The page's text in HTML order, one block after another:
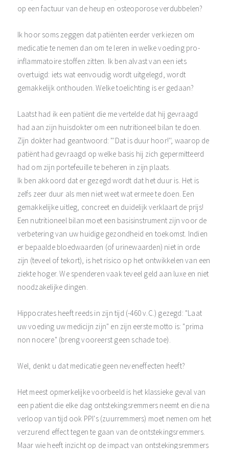
op een factuur van de heup en osteoporose verdubbelen?
Ik hoor soms zeggen dat patiënten eerder verkiezen om
medicatie te nemen dan om te leren in welke voeding pro-
inflammatoire stoffen zitten. Ik ben alvast van een iets
overtuigd: iets wat eenvoudig wordt uitgelegd, wordt
gemakkelijk onthouden. Welke toelichting is er gedaan?
Laatst had ik een patiënt die me vertelde dat hij gevraagd
had aan zijn huisdokter om een nutritioneel bilan te doen.
Zijn dokter had geantwoord: "'Dat is duur hoor!'', waarop de
patiënt had gevraagd op welke basis hij zich gepermitteerd
had om zijn portefeuille te beheren in zijn plaats.
Ik ben akkoord dat er gezegd wordt dat het duur is. Het is
zelfs zeer duur als men niet weet wat ermee te doen. Een
gemakkelijke uitleg, concreet en duidelijk verklaart de prijs!
Een nutritioneel bilan moet een basisinstrument zijn voor de
verbetering van uw huidige gezondheid en toekomst. Indien
er bepaalde bloedwaarden (of urinewaarden) niet in orde
zijn (teveel of tekort), is het risico op het ontwikkelen van een
ziekte hoger. We spenderen vaak teveel geld aan luxe en niet
noodzakelijke dingen.
Hippocrates heeft reeds in zijn tijd (-460 v.C.) gezegd: "Laat
uw voeding uw medicijn zijn" en zijn eerste motto is: "prima
non nocere" (breng vooreerst geen schade toe).
Wel, denkt u dat medicatie geen neveneffecten heeft?
Het meest opmerkelijke voorbeeld is het klassieke geval van
een patient die elke dag ontstekingsremmers neemt en die na
verloop van tijd ook PPI's (zuurremmers) moet nemen om het
verzurend effect tegen te gaan van de ontstekingsremmers.
Maar wie heeft inzicht op de impact van ontstekingsremmers